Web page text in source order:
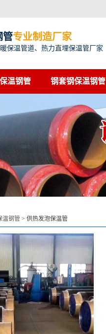
管专业制造厂家
保温管道、热力直埋保温管厂家
温钢管 钢套钢保温钢管
温钢管 > 供热发泡保温管